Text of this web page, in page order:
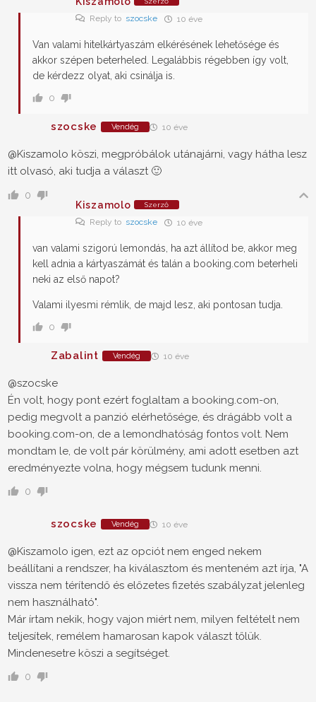
Reply to szocske 10 éve
Van valami hitelkártyaszám elkérésének lehetősége és
akkor szépen beterheled. Legalábbis régebben így volt,
de kérdezz olyat, aki csinálja is.
0
szocske Vendég 10 éve
@Kiszamolo köszi, megpróbálok utánajárni, vagy hátha lesz
itt olvasó, aki tudja a választ 🙂
0
Kiszamolo
Szerző
Reply to szocske 10 éve
van valami szigorú lemondás, ha azt állítod be, akkor meg
kell adnia a kártyaszámát és talán a booking.com beterheli
neki az első napot?
Valami ilyesmi rémlik, de majd lesz, aki pontosan tudja.
0
Zabalint Vendég 10 éve
@szocske
Én volt, hogy pont ezért foglaltam a booking.com-on,
pedig megvolt a panzió elérhetősége, és drágább volt a
booking.com-on, de a lemondhatóság fontos volt. Nem
mondtam le, de volt pár körülmény, ami adott esetben azt
eredményezte volna, hogy mégsem tudunk menni.
0
szocske Vendég 10 éve
@Kiszamolo igen, ezt az opciót nem enged nekem
beállítani a rendszer, ha kiválasztom és menteném azt írja, "A
vissza nem térítendő és előzetes fizetés szabályzat jelenleg
nem használható".
Már írtam nekik, hogy vajon miért nem, milyen feltételt nem
teljesítek, remélem hamarosan kapok választ tőlük.
Mindenesetre köszi a segítséget.
0